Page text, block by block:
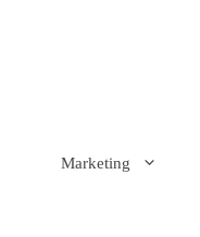
Marketing